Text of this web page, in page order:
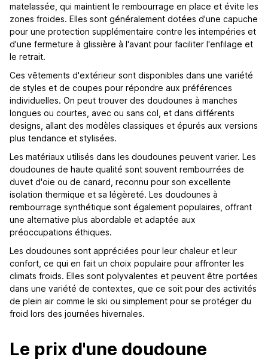
matelassée, qui maintient le rembourrage en place et évite les
zones froides. Elles sont généralement dotées d'une capuche
pour une protection supplémentaire contre les intempéries et
d'une fermeture à glissière à l'avant pour faciliter l'enfilage et
le retrait.
Ces vêtements d'extérieur sont disponibles dans une variété
de styles et de coupes pour répondre aux préférences
individuelles. On peut trouver des doudounes à manches
longues ou courtes, avec ou sans col, et dans différents
designs, allant des modèles classiques et épurés aux versions
plus tendance et stylisées.
Les matériaux utilisés dans les doudounes peuvent varier. Les
doudounes de haute qualité sont souvent rembourrées de
duvet d'oie ou de canard, reconnu pour son excellente
isolation thermique et sa légèreté. Les doudounes à
rembourrage synthétique sont également populaires, offrant
une alternative plus abordable et adaptée aux
préoccupations éthiques.
Les doudounes sont appréciées pour leur chaleur et leur
confort, ce qui en fait un choix populaire pour affronter les
climats froids. Elles sont polyvalentes et peuvent être portées
dans une variété de contextes, que ce soit pour des activités
de plein air comme le ski ou simplement pour se protéger du
froid lors des journées hivernales.
Le prix d'une doudoune